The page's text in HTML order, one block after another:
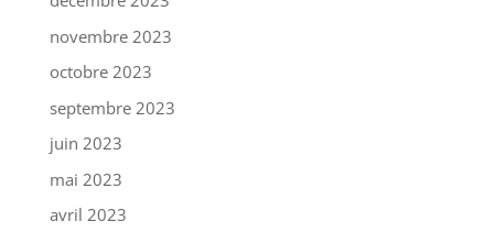
novembre 2023
octobre 2023
septembre 2023
juin 2023
mai 2023
avril 2023